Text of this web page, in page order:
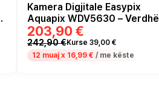
Kamera Digjitale Easypix
Aquapix WDV5630 – Verdhë
203,90 €
242,90 €Kurse 39,00 €
12 muaj x 16,99 € / me këste